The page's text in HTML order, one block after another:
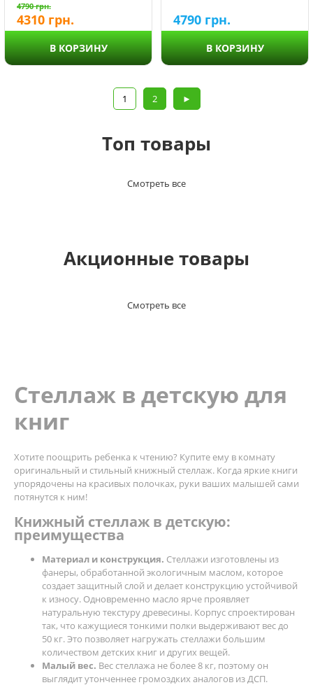
4790грн.
4310 грн.
В КОРЗИНУ
4790 грн.
В КОРЗИНУ
1 2 ►
Топ товары
Смотреть все
Акционные товары
Смотреть все
Стеллаж в детскую для
книг
Хотите поощрить ребенка к чтению? Купите ему в комнату
оригинальный и стильный книжный стеллаж. Когда яркие книги
упорядочены на красивых полочках, руки ваших малышей сами
потянутся к ним!
Книжный стеллаж в детскую:
преимущества
Материал и конструкция. Стеллажи изготовлены из
фанеры, обработанной экологичным маслом, которое
создает защитный слой и делает конструкцию устойчивой
к износу. Одновременно масло ярче проявляет
натуральную текстуру древесины. Корпус спроектирован
так, что кажущиеся тонкими полки выдерживают вес до
50 кг. Это позволяет нагружать стеллажи большим
количеством детских книг и других вещей.
Малый вес. Вес стеллажа не более 8 кг, поэтому он
выглядит утонченнее громоздких аналогов из ДСП.